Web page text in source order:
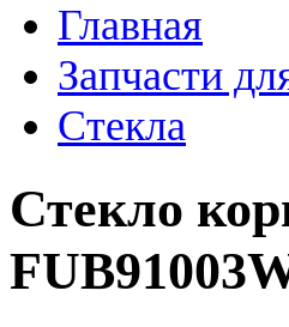
Главная
Запчасти
Стекла
Стекло